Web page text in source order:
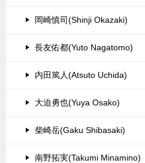
岡崎慎司(Shinji Okazaki)
長友佑都(Yuto Nagatomo)
内田篤人(Atsuto Uchida)
大迫勇也(Yuya Osako)
柴崎岳(Gaku Shibasaki)
南野拓実(Takumi Minamino)